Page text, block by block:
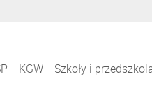
KGW Szkoły i